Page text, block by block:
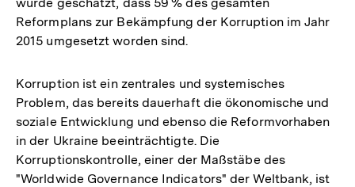
Reformplans zur Bekämpfung der Korruption im Jahr
2015 umgesetzt worden sind.
Korruption ist ein zentrales und systemisches
Problem, das bereits dauerhaft die ökonomische und
soziale Entwicklung und ebenso die Reformvorhaben
in der Ukraine beeinträchtigte. Die
Korruptionskontrolle, einer der Maßstäbe des
"Worldwide Governance Indicators" der Weltbank, ist